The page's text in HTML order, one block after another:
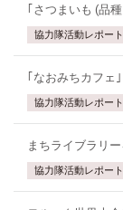
｢さつまいも (品
協力隊活動レポート
｢なおみちカフェ
協力隊活動レポート
まちライブラリ
協力隊活動レポート